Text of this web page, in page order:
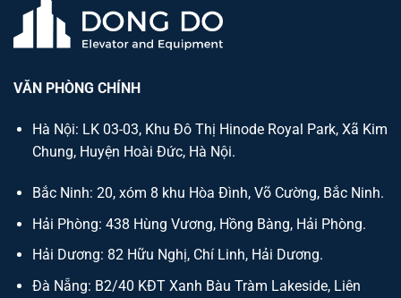
VĂN PHÒNG CHÍNH
Hà Nội: LK 03-03, Khu Đô Thị Hinode Royal Park, Xã Kim
Chung, Huyện Hoài Đức, Hà Nội.
Bắc Ninh: 20, xóm 8 khu Hòa Đình, Võ Cường, Bắc Ninh.
Hải Phòng: 438 Hùng Vương, Hồng Bàng, Hải Phòng.
Hải Dương: 82 Hữu Nghị, Chí Linh, Hải Dương.
Đà Nẵng: B2/40 KĐT Xanh Bàu Tràm Lakeside, Liên